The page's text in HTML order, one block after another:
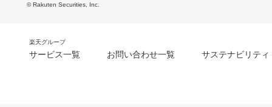
© Rakuten Securities, Inc.
楽天グループ
サービス一覧 お問い合わせ一覧 サステナビリティ